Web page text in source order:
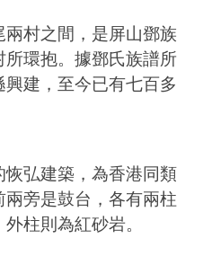
村之間，是屏山鄧族
環抱。據鄧氏族譜所
建，至今已有七百多
弘建築，為香港同類
旁是鼓台，各有兩柱
柱則為紅砂岩。